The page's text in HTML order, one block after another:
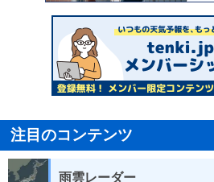
注目のコンテンツ
雨雲レーダー